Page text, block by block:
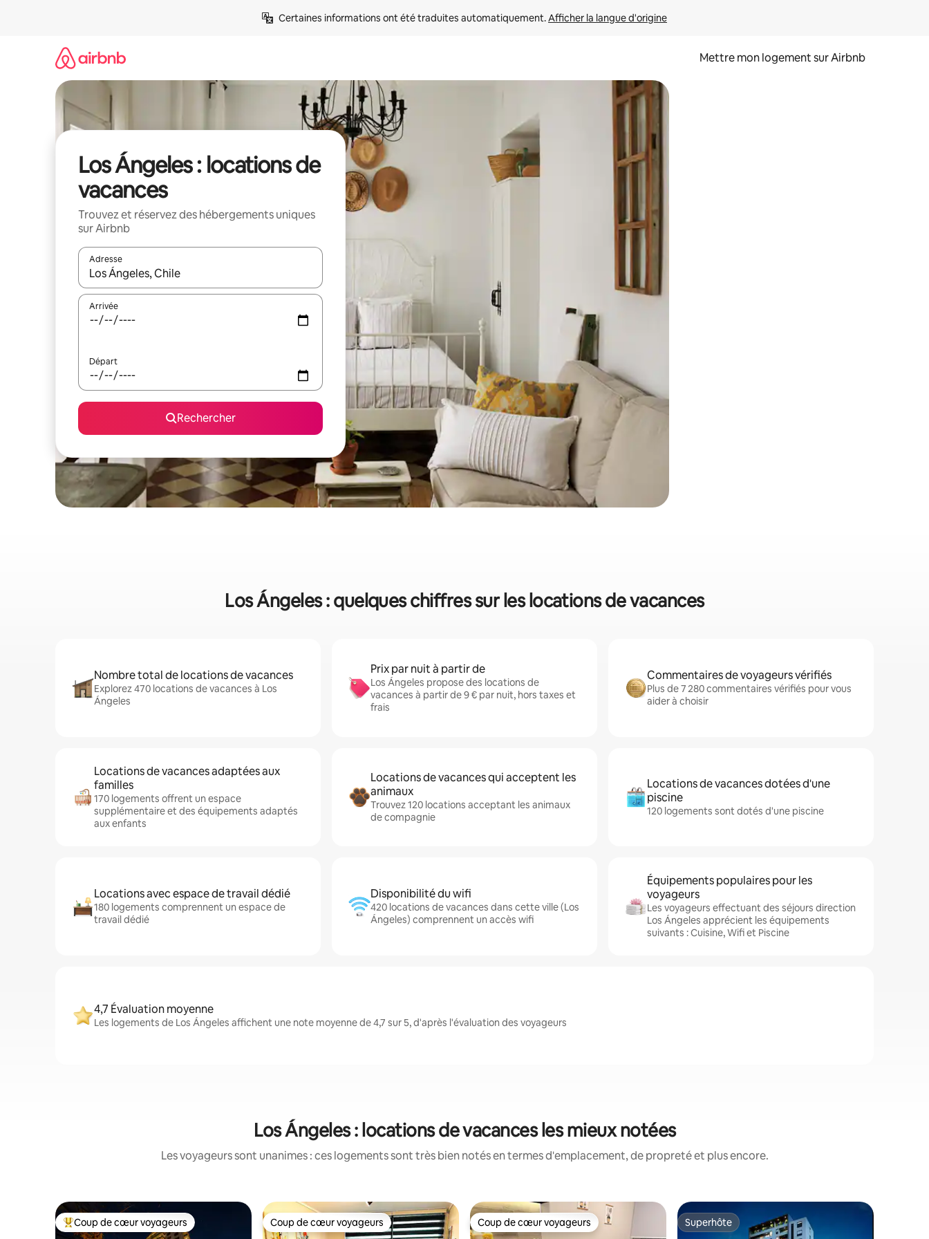
Certaines informations ont été traduites automatiquement. Afficher la langue d'origine
Mettre mon logement sur Airbnb
Los Ángeles : locations de
vacances
Trouvez et réservez des hébergements uniques
sur Airbnb
Adresse
Lorsque les résultats s'affichent, utilisez les flèches vers le haut et vers le bas pour les parcourir ou en appuyant et en faisant glisser.
Arrivée
Départ
Rechercher
Los Ángeles : quelques chiffres sur les locations de vacances
Nombre total de locations de vacances
Explorez 470 locations de vacances à Los
Ángeles
Prix par nuit à partir de
Los Ángeles propose des locations de
vacances à partir de 9 € par nuit, hors taxes et
frais
Commentaires de voyageurs vérifiés
Plus de 7 280 commentaires vérifiés pour vous
aider à choisir
Locations de vacances adaptées aux
familles
170 logements offrent un espace
supplémentaire et des équipements adaptés
aux enfants
Locations de vacances qui acceptent les
animaux
Trouvez 120 locations acceptant les animaux
de compagnie
Locations de vacances dotées d'une
piscine
120 logements sont dotés d'une piscine
Locations avec espace de travail dédié
180 logements comprennent un espace de
travail dédié
Disponibilité du wifi
420 locations de vacances dans cette ville (Los
Ángeles) comprennent un accès wifi
Équipements populaires pour les
voyageurs
Les voyageurs effectuant des séjours direction
Los Ángeles apprécient les équipements
suivants : Cuisine, Wifi et Piscine
4,7 Évaluation moyenne
Les logements de Los Ángeles affichent une note moyenne de 4,7 sur 5, d'après l'évaluation des voyageurs
Los Ángeles : locations de vacances les mieux notées
Les voyageurs sont unanimes : ces logements sont très bien notés en termes d'emplacement, de propreté et plus encore.
Coups de cœur voyageurs les plus appréciés
Coup de cœur voyageurs Coup de cœur voyageurs
Coup de cœur voyageurs Coup de cœur voyageurs
Coup de cœur voyageurs Superhôte
Superhôte